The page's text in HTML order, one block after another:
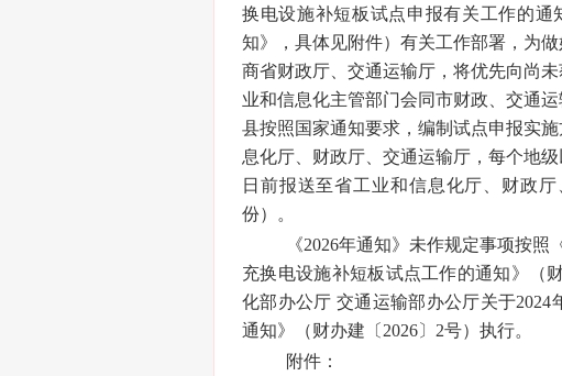
换电设施补短板试点申报有关工作的通
知》，具体见附件）有关工作部署，为
商省财政厅、交通运输厅，将优先向尚
业和信息化主管部门会同市财政、交通
县按照国家通知要求，编制试点申报实
息化厅、财政厅、交通运输厅，每个地
日前报送至省工业和信息化厅、财政
份）。
《2026年通知》未作规定事项按
充换电设施补短板试点工作的通知》（
化部办公厅 交通运输部办公厅关于
通知》（财办建〔2026〕2号）执行。
附件：